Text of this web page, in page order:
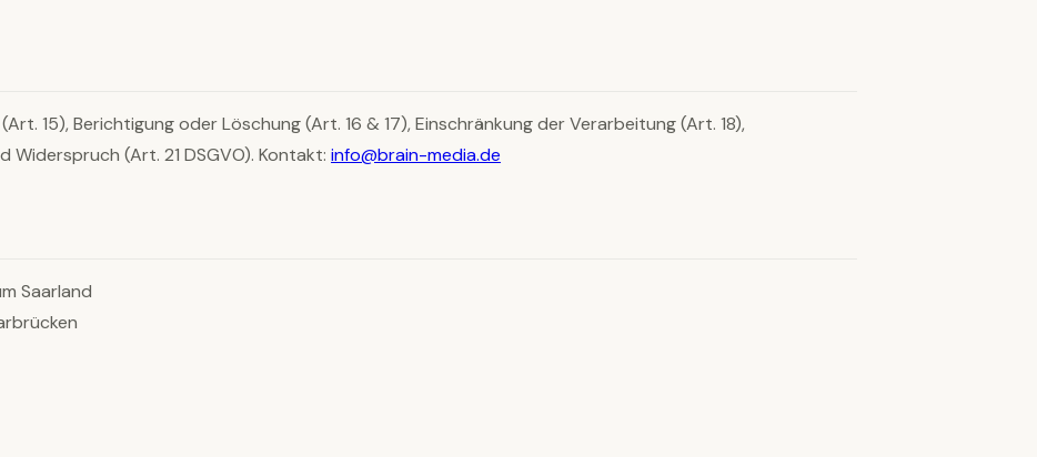
15), Berichtigung oder Löschung (Art. 16 & 17), Einschränkung der Verarbeitung (Art. 18),
(Art. 21 DSGVO). Kontakt: info@brain-media.de
Saarland